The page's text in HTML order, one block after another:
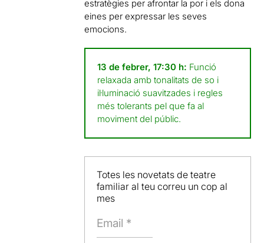
estratègies per afrontar la por i els dona
eines per expressar les seves
emocions.
13 de febrer, 17:30 h: Funció
relaxada amb tonalitats de so i
il·luminació suavitzades i regles
més tolerants pel que fa al
moviment del públic.
Totes les novetats de teatre
familiar al teu correu un cop al
mes